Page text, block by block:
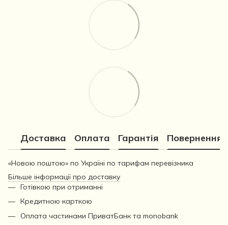
Доставка Оплата Гарантія Повернення
«Новою поштою» по Україні по тарифам перевізника
Більше інформації про доставку
Готівкою при отриманні
Кредитною карткою
Оплата частинами ПриватБанк та monobank